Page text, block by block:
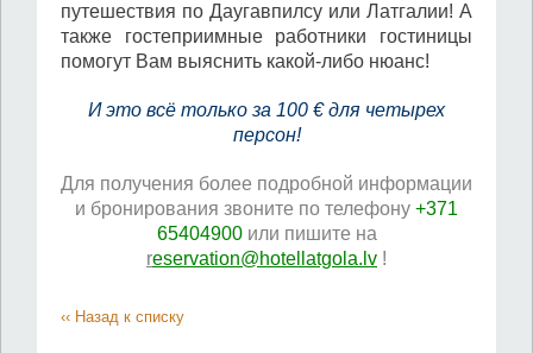
путешествия по Даугавпилсу или Латгалии! А
также гостеприимные работники гостиницы
помогут Вам выяснить какой-либо нюанс!
И это всё только за 100 € для четырех
персон!
Для получения более подробной информации
и бронирования звоните по телефону +371
65404900или пишите на
reservation@hotellatgola.lv !
‹‹ Назад к списку